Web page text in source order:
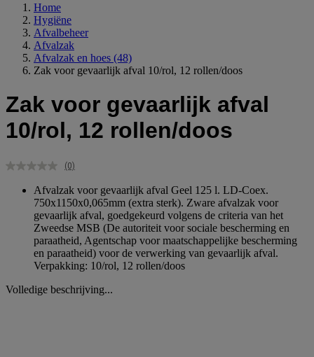
Home
Hygiëne
Afvalbeheer
Afvalzak
Afvalzak en hoes (48)
Zak voor gevaarlijk afval 10/rol, 12 rollen/doos
Zak voor gevaarlijk afval
10/rol, 12 rollen/doos
Geen
Dezelfde
paginalink.
(0)
Afvalzak voor gevaarlijk afval Geel 125 l. LD-Coex.
750x1150x0,065mm (extra sterk). Zware afvalzak voor
gevaarlijk afval, goedgekeurd volgens de criteria van het
Zweedse MSB (De autoriteit voor sociale bescherming en
paraatheid, Agentschap voor maatschappelijke bescherming
en paraatheid) voor de verwerking van gevaarlijk afval.
Verpakking: 10/rol, 12 rollen/doos
Volledige beschrijving...